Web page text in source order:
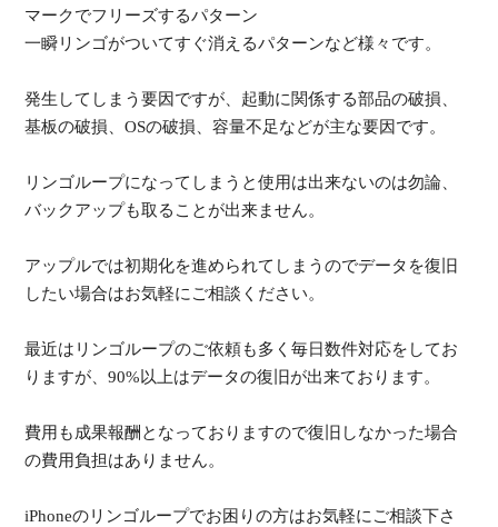
マークでフリーズするパターン
一瞬リンゴがついてすぐ消えるパターンなど様々です。
発生してしまう要因ですが、起動に関係する部品の破損、
基板の破損、OSの破損、容量不足などが主な要因です。
リンゴループになってしまうと使用は出来ないのは勿論、
バックアップも取ることが出来ません。
アップルでは初期化を進められてしまうのでデータを復旧
したい場合はお気軽にご相談ください。
最近はリンゴループのご依頼も多く毎日数件対応をしてお
りますが、90%以上はデータの復旧が出来ております。
費用も成果報酬となっておりますので復旧しなかった場合
の費用負担はありません。
iPhoneのリンゴループでお困りの方はお気軽にご相談下さ